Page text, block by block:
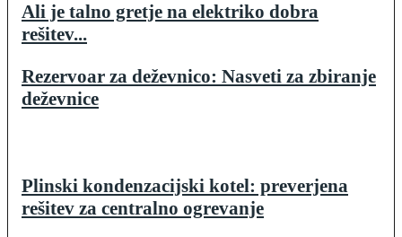
Ali je talno gretje na elektriko dobra
rešitev...
Rezervoar za deževnico: Nasveti za zbiranje
deževnice
Plinski kondenzacijski kotel: preverjena
rešitev za centralno ogrevanje